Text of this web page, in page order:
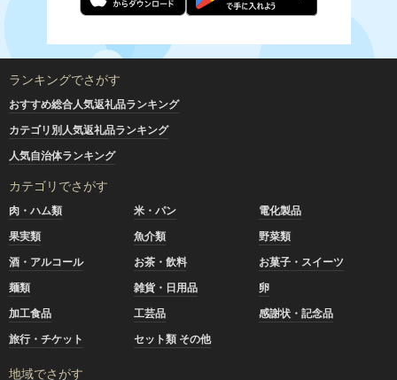
ランキングでさがす
おすすめ総合人気返礼品ランキング
カテゴリ別人気返礼品ランキング
人気自治体ランキング
カテゴリでさがす
肉・ハム類 米・パン
電化製品
果実類
魚介類
野菜類
酒・アルコール
お茶・飲料
お菓子・スイーツ
麺類
雑貨・日用品
卵
加工食品
工芸品
感謝状・記念品
旅行・チケット
セット類 その他
地域でさがす